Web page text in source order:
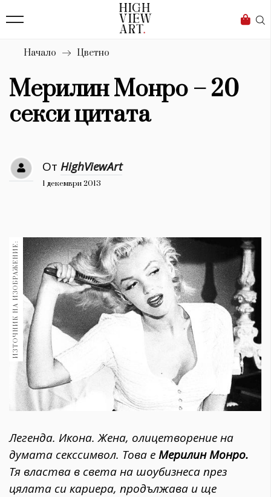
Бизнес
Мода
Dialogue
Изкуство
4340
Красота
777
Книги 1188
30+ 1970
Гурме 1710
Пътувай
237
Здраве
382
Wellness
1817
Начало Цветно
Мерилин Монро – 20
секси цитата
От HighViewArt
1 декември 2013
ИЗТОЧНИК НА ИЗОБРАЖЕНИЕ:
Легенда. Икона. Жена, олицетворение на
думата секссимвол. Това еМерилин Монро.
Тя властва в света на шоубизнеса през
цялата си кариера, продължава и ще